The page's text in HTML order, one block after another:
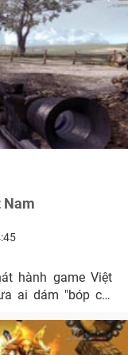
Nam
hành game Việt
ai dám "bóp cò"